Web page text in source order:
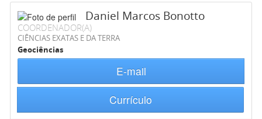
Daniel Marcos Bonotto
COORDENADOR(A)
CIÊNCIAS EXATAS E DA TERRA
Geociências
E-mail
Currículo